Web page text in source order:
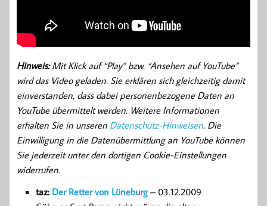
Hinweis:Mit Klick auf “Play” bzw. “Ansehen auf YouTube”
wird das Video geladen. Sie erklären sich gleichzeitig damit
einverstanden, dass dabei personenbezogene Daten an
YouTube übermittelt werden. Weitere Informationen
erhalten Sie in unseren Datenschutz-Hinweisen. Die
Einwilligung in die Datenübermittlung an YouTube können
Sie jederzeit unter den dortigen Cookie-Einstellungen
widerrufen.
taz: Der Retter von Lüneburg – 03.12.2009